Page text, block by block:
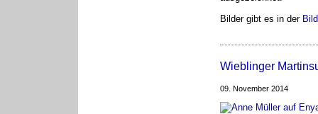
Bilder gibt es in der
Wieblinger
09. November 2014